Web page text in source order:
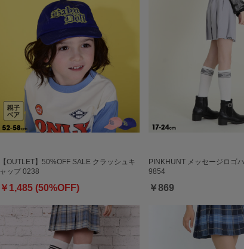
【OUTLET】50%OFF SALE クラッシュキ
ャップ 0238
￥1,485 (50%OFF)
PINKHUNT メッセージロゴ
9854
￥869